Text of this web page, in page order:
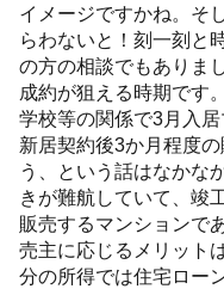
イメージですかね。そ
らわないと！刻一刻と
の方の相談でもありま
成約が狙える時期です
学校等の関係で3月入
新居契約後3か月程度
う、という話はなかな
きが難航していて、竣
販売するマンションで
売主に応じるメリット
分の所得では住宅ロー